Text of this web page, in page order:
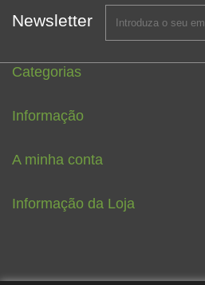
Newsletter
Categorias
Informação
A minha conta
Informação da Loja